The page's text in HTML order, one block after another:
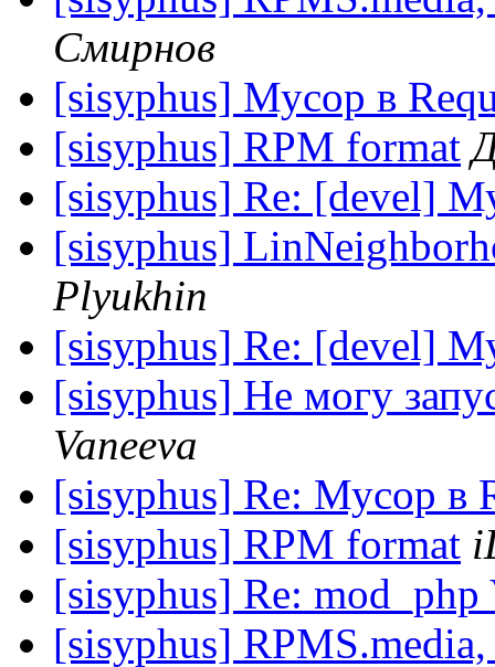
Смирнов
[sisyphus] Мусор в
[sisyphus] RPM format
[sisyphus] Re: [devel]
[sisyphus]
Plyukhin
[sisyphus] Re: [devel]
[sisyphus] Не могу
Vaneeva
[sisyphus] Re: Мусор в
[sisyphus] RPM format
[sisyphus] Re:
[sisyphus]